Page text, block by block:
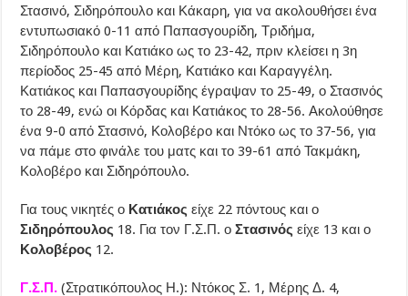
Στασινό, Σιδηρόπουλο και Κάκαρη, για να ακολουθήσει ένα
εντυπωσιακό 0-11 από Παπασγουρίδη, Τριδήμα,
Σιδηρόπουλο και Κατιάκο ως το 23-42, πριν κλείσει η 3η
περίοδος 25-45 από Μέρη, Κατιάκο και Καραγγέλη.
Κατιάκος και Παπασγουρίδης έγραψαν το 25-49, ο Στασινός
το 28-49, ενώ οι Κόρδας και Κατιάκος το 28-56. Ακολούθησε
ένα 9-0 από Στασινό, Κολοβέρο και Ντόκο ως το 37-56, για
να πάμε στο φινάλε του ματς και το 39-61 από Τακμάκη,
Κολοβέρο και Σιδηρόπουλο.
Για τους νικητές ο Κατιάκοςείχε 22 πόντους και ο
Σιδηρόπουλος 18. Για τον Γ.Σ.Π. οΣτασινόςείχε 13 και ο
Κολοβέρος 12.
Γ.Σ.Π. (Στρατικόπουλος Η.): Ντόκος Σ. 1, Μέρης Δ. 4,